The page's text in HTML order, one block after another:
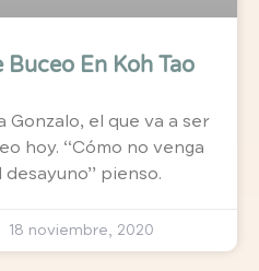
En Koh Tao
el que va a ser
hoy. ‘‘Cómo no venga
pienso.
18 noviembre, 2020